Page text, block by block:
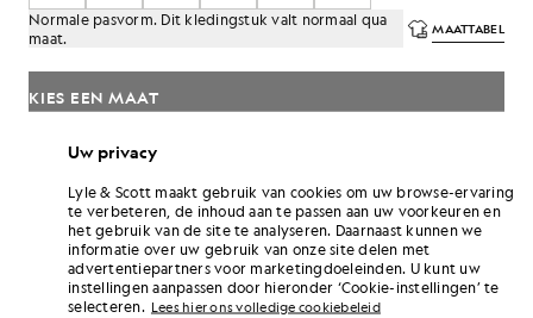
Normale pasvorm. Dit kledingstuk valt normaal qua
maat.
MAATTABEL
KIES EEN MAAT
Betaal £11.67
Gratis verzending bij bestellingen van meer dan £70
Thuisbezorging en afhaalpunten. Gratis retouneren ruilen.
Verdien het dubbele! Verdien210-punten
met deze aankoop.
6 points = £ 1,00
AANMELDEN
Uw privacy
Lyle & Scott maakt gebruik van cookies om uw browse-ervaring
te verbeteren, de inhoud aan te passen aan uw voorkeuren en
het gebruik van de site te analyseren. Daarnaast kunnen we
informatie over uw gebruik van onze site delen met
advertentiepartners voor marketingdoeleinden. U kunt uw
instellingen aanpassen door hieronder ‘Cookie-instellingen’ te
selecteren. Lees hier ons volledige cookiebeleid